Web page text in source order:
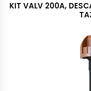
KIT VALV 200A,